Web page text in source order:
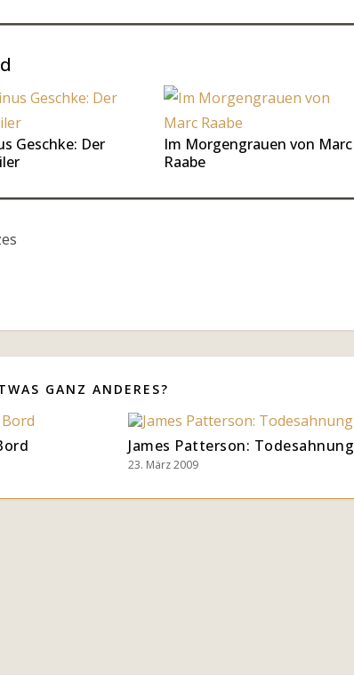
Geschke: Der
Im Morgengrauen von Marc
Raabe
GANZ ANDERES?
James Patterson: Todesahnung
23. März 2009